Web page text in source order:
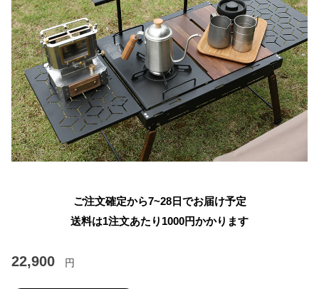
ご注文確定から7~28日でお届け予定
送料は1注文あたり 1000円かかります
22,900 円